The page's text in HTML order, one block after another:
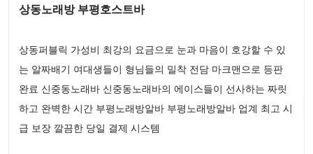
상동노래방 부평호스트바
상동퍼블릭 가성비 최강의 요금으로 눈과 마음이 호강할 수 있
는 알짜배기 여대생들이 형님들의 밀착 전담 마크맨으로 등판
완료 신중동노래바 신중동노래바의 에이스들이 선사하는 짜릿
하고 완벽한 시간 부평노래방알바 부평노래방알바 업계 최고 시
급 보장 깔끔한 당일 결제 시스템